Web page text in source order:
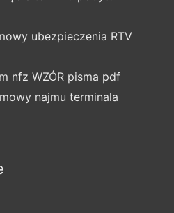
ubezpieczenia RTV
nfz WZÓR pisma pdf
najmu terminala